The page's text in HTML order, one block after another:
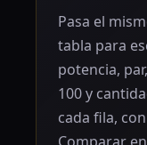
Pasa el
tabla para
potencia,
100 y
cada fila,